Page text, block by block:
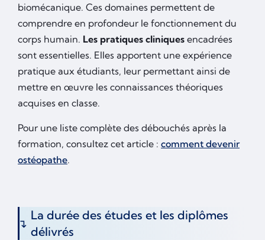
biomécanique. Ces domaines permettent de
comprendre en profondeur le fonctionnement du
corps humain. Les pratiques cliniques encadrées
sont essentielles. Elles apportent une expérience
pratique aux étudiants, leur permettant ainsi de
mettre en œuvre les connaissances théoriques
acquises en classe.
Pour une liste complète des débouchés après la
formation, consultez cet article : comment devenir
ostéopathe.
La durée des études et les diplômes
délivrés